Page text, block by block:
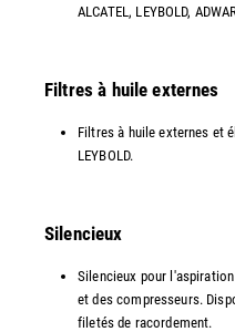
ALCATEL, LEYBOLD,
Filtres à huile externes
Filtres à huile externes et
LEYBOLD.
Silencieux
Silencieux pour
et des compresseurs.
filetés de racordement.